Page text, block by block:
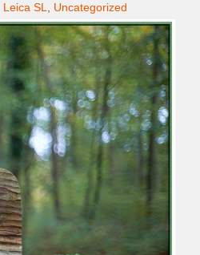
Leica SL, Uncategorized